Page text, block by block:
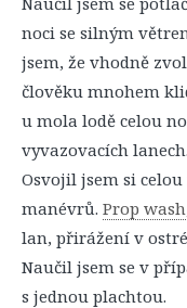
noci se silným
jsem, že vhodně
člověku mnohem
u mola lodě celou
vyvazovacích lanech.
Osvojil jsem si
manévrů. Prop wash
lan, přirážení v
Naučil jsem se v
s jednou plachtou.